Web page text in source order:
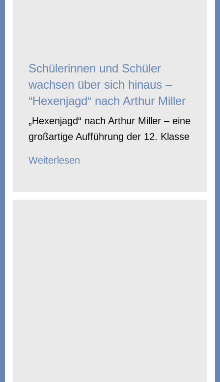
Schülerinnen und Schüler
wachsen über sich hinaus –
“Hexenjagd“ nach Arthur Miller
„Hexenjagd“ nach Arthur Miller – eine
großartige Aufführung der 12. Klasse
Weiterlesen